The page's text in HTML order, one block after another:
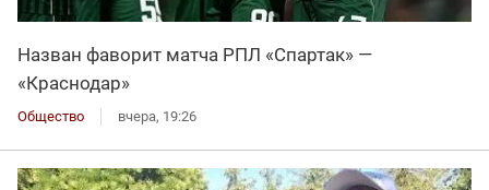
Назван фаворит матча РПЛ «Спартак» —
«Краснодар»
Общество вчера, 19:26